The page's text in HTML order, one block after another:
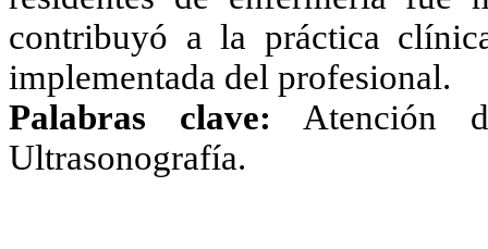
contribuyó a la práctica
implementada del profesional.
Palabras clave: Atención
Ultrasonografía.